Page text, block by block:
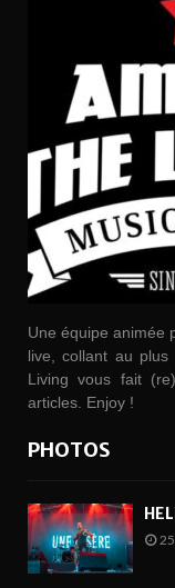
Une équipe animée
live, collant au plus
Living vous fait
articles. Enjoy !
PHOTOS